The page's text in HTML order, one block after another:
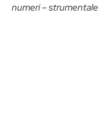
numeri – strumentale